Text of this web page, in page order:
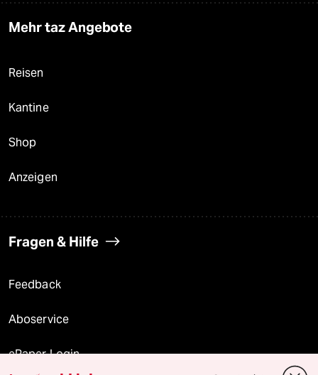
Mehr taz Angebote
Reisen
Kantine
Shop
Anzeigen
Fragen & Hilfe
Feedback
Aboservice
ePaper Login